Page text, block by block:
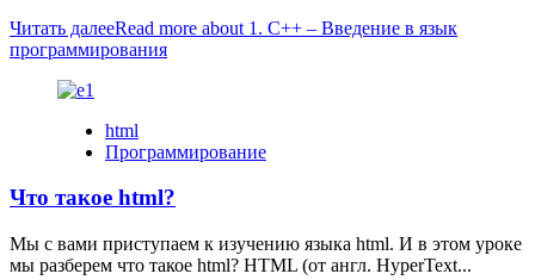
Читать далееRead more about 1. C++ – Введение в язык
программирования
html
Программирование
Что такое html?
Мы с вами приступаем к изучению языка html. И в этом уроке
мы разберем что такое html? HTML (от англ. HyperText...